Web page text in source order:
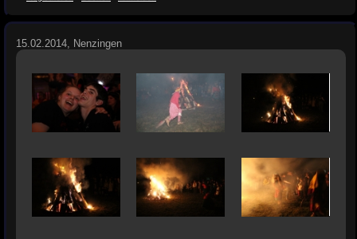
15.02.2014, Nenzingen